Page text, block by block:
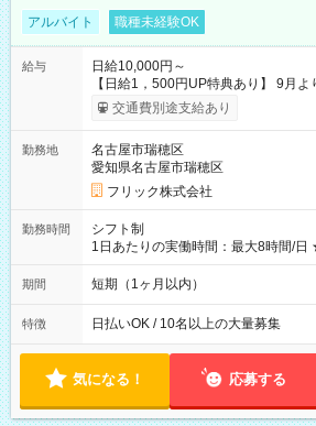
アルバイト 職種未経験OK
給与
日給10,000円～
【日給1，500円UP特典あり】 9月
ると 期間中(9/16~10/23) の日給が
り稼げます♪ 【試用期間】試用期間な
交通費別途支給あり
勤務地
名古屋市瑞穂区
愛知県名古屋市瑞穂区
フリック株式会社
勤務時間
シフト制
1日あたりの実働時間：最大8時間/
日~2026年10月23日 短期勤務OK! 期
※週3~5日勤務(勤務日数応相談) ※期
り ※夜勤シフトあり
期間 短期（1ヶ月以内）
特徴 日払いOK / 10名以上の大量募集
気になる！ 応募する